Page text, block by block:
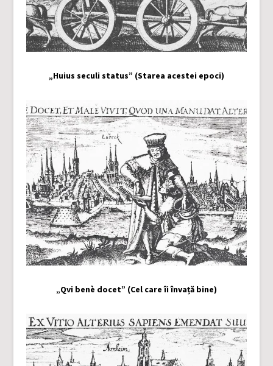
„Huius seculi status” (Starea acestei epoci)
„Qvi benè docet” (Cel care îi învață bine)